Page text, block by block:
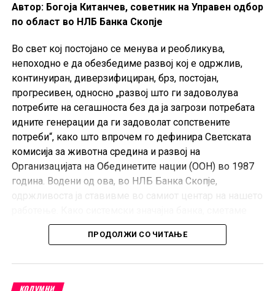
Автор: Богоја Китанчев, советник на Управен одбор
по област во НЛБ Банка Скопје
Во свет кој постојано се менува и реобликува,
непоходно е да обезбедиме развој кој е одржлив,
континуиран, диверзифициран, брз, постојан,
прогресивен, односно „развој што ги задоволува
потребите на сегашноста без да ја загрози потребата
идните генерации да ги задоволат сопствените
потреби“, како што впрочем го дефинира Светската
комисија за животна средина и развој на
Организацијата на Обединетите нации (ООН) во 1987
година. Водени од ова, во НЛБ Банка Скопје,
дека сме во позиција навистина да влијаеме врз
квалитетот на животот во нашата држава, како и да
одржлив. Нашата Стратегија ја одразува силната
ПРОДОЛЖИ СО ЧИТАЊЕ